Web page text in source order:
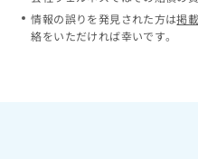
情報の誤りを発見された方は掲
絡をいただければ幸いです。